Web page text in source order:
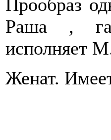
Прообраз
Раша ,
исполняет
Женат.